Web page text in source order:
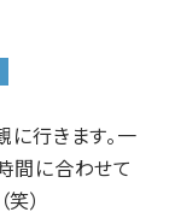
に行きます。一
間に合わせて
）